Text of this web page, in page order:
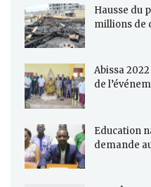
Hausse du
millions de
Abissa
de
Education
demande